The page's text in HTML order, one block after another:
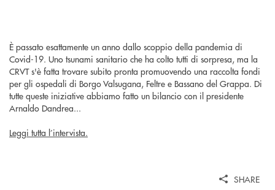
È passato esattamente un anno dallo scoppio della pandemia di
Covid-19. Uno tsunami sanitario che ha colto tutti di sorpresa, ma la
CRVT s'è fatta trovare subito pronta promuovendo una raccolta fondi
per gli ospedali di Borgo Valsugana, Feltre e Bassano del Grappa. Di
tutte queste iniziative abbiamo fatto un bilancio con il presidente
Arnaldo Dandrea...
Leggi tutta l’intervista.
SHARE